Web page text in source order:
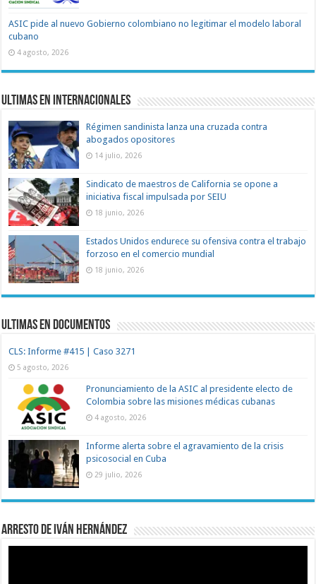
ASIC pide al nuevo Gobierno colombiano no legitimar el modelo laboral
cubano
4 agosto, 2026
Ultimas en Internacionales
Régimen sandinista lanza una cruzada contra
abogados opositores
14 julio, 2026
Sindicato de maestros de California se opone a
iniciativa fiscal impulsada por SEIU
18 junio, 2026
Estados Unidos endurece su ofensiva contra el trabajo
forzoso en el comercio mundial
18 junio, 2026
Ultimas en documentos
CLS: Informe #415 | Caso 3271
5 agosto, 2026
Pronunciamiento de la ASIC al presidente electo de
Colombia sobre las misiones médicas cubanas
4 agosto, 2026
Informe alerta sobre el agravamiento de la crisis
psicosocial en Cuba
29 julio, 2026
Arresto de Iván Hernández